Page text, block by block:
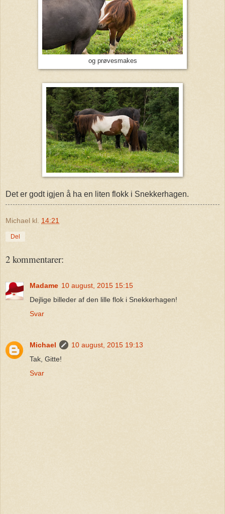
og prøvesmakes
Det er godt igjen å ha en liten flokk i Snekkerhagen.
Michael kl. 14:21
Del
2 kommentarer:
Madame 10 august, 2015 15:15
Dejlige billeder af den lille flok i Snekkerhagen!
Svar
Michael
10 august, 2015 19:13
Tak, Gitte!
Svar